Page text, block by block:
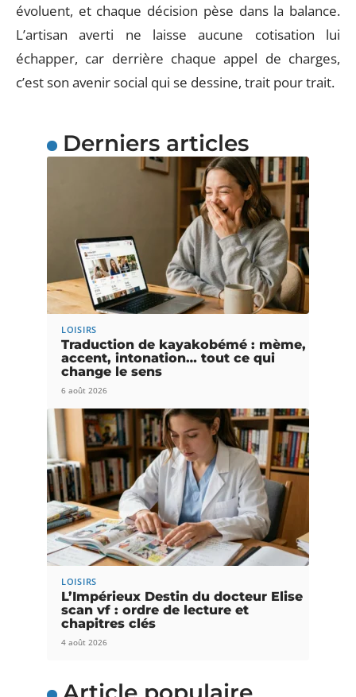
évoluent, et chaque décision pèse dans la balance.
L’artisan averti ne laisse aucune cotisation lui
échapper, car derrière chaque appel de charges,
c’est son avenir social qui se dessine, trait pour trait.
Derniers articles
LOISIRS
Traduction de kayakobémé : mème,
accent, intonation… tout ce qui
change le sens
6 août 2026
LOISIRS
L’Impérieux Destin du docteur Elise
scan vf : ordre de lecture et
chapitres clés
4 août 2026